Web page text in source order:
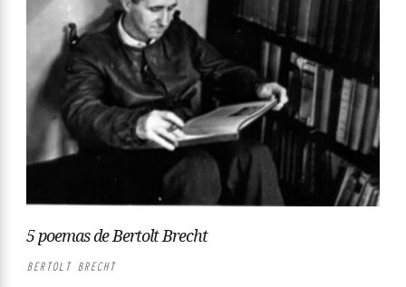
5 poemas de Bertolt Brecht
BERTOLT BRECHT